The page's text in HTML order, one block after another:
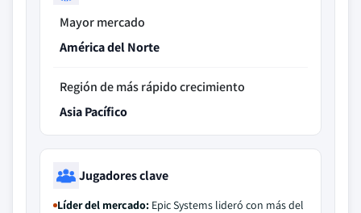
Mayor mercado
América del Norte
Región de más rápido crecimiento
Asia Pacífico
Jugadores clave
Líder del mercado: Epic Systems lideró con más del